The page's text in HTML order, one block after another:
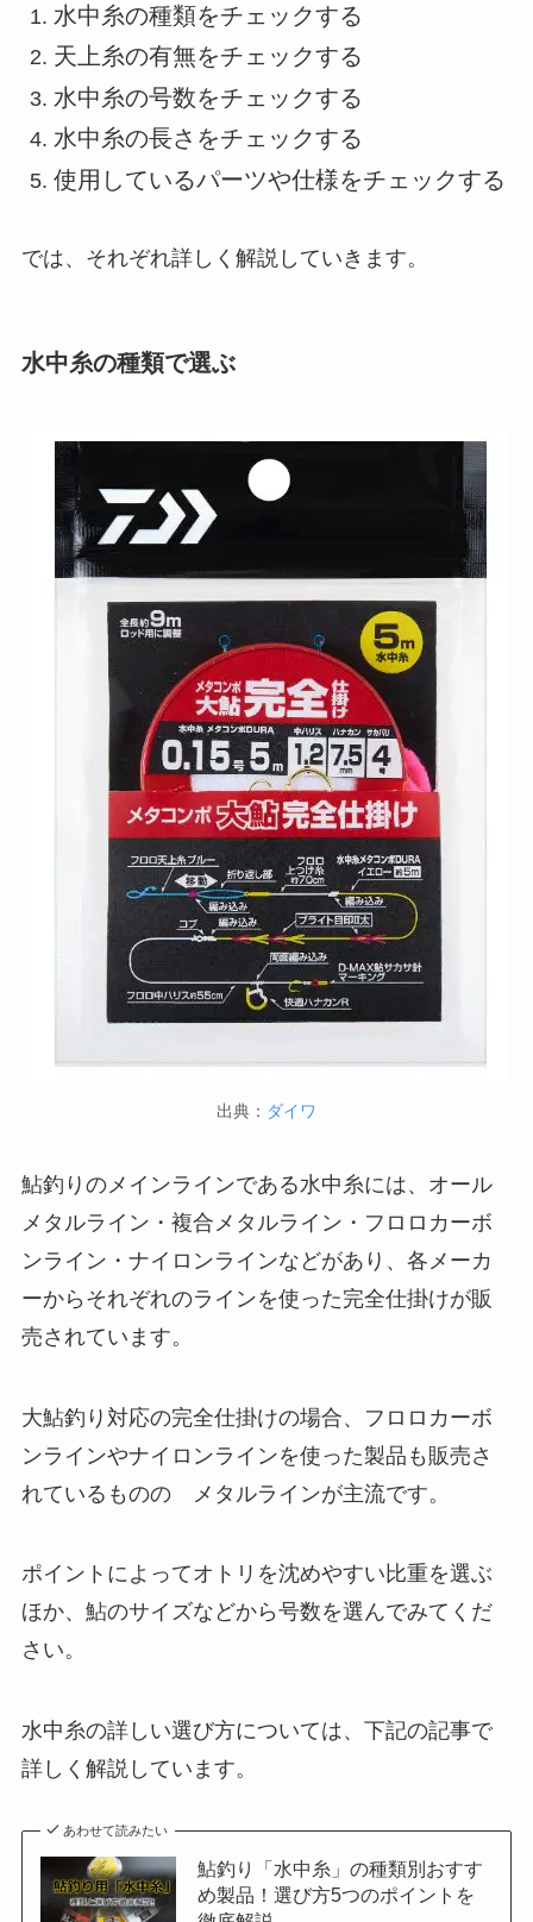
水中糸の種類をチェックする
天上糸の有無をチェックする
水中糸の号数をチェックする
水中糸の長さをチェックする
使用しているパーツや仕様をチェックする
では、それぞれ詳しく解説していきます。
水中糸の種類で選ぶ
出典： ダイワ
鮎釣りのメインラインである水中糸には、オール
メタルライン・複合メタルライン・フロロカーボ
ンライン・ナイロンラインなどがあり、各メーカ
ーからそれぞれのラインを使った完全仕掛けが販
売されています。
大鮎釣り対応の完全仕掛けの場合、フロロカーボ
ンラインやナイロンラインを使った製品も販売さ
れているものの メタルラインが主流です。
ポイントによってオトリを沈めやすい比重を選ぶ
ほか、鮎のサイズなどから号数を選んでみてくだ
さい。
水中糸の詳しい選び方については、下記の記事で
詳しく解説しています。
あわせて読みたい
鮎釣り「水中糸」の種類別おすす
め製品！選び方5つのポイントを